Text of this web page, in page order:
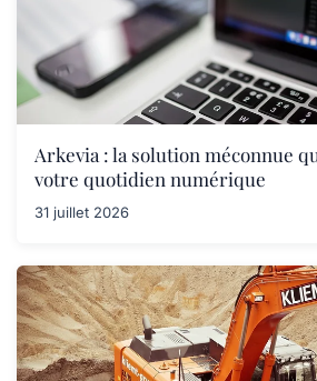
Arkevia : la solution méconnue
votre quotidien numérique
31 juillet 2026